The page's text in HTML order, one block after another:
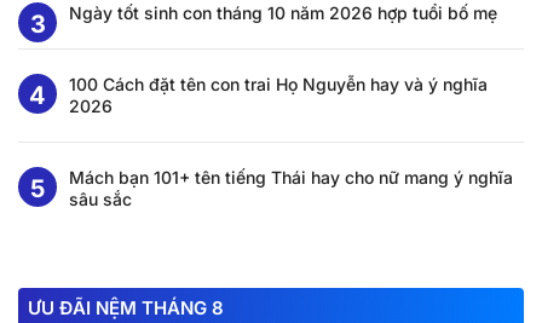
Ngày tốt sinh con tháng 10 năm 2026 hợp tuổi bố mẹ
100 Cách đặt tên con trai Họ Nguyễn hay và ý nghĩa
2026
Mách bạn 101+ tên tiếng Thái hay cho nữ mang ý nghĩa
sâu sắc
ƯU ĐÃI NỆM THÁNG 8